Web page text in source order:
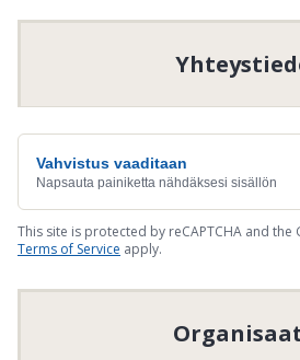
Vahvistus vaaditaan
Napsauta painiketta nähdäksesi sisällön
This site is protected by reCAPTCHA and the
Terms of Service apply.